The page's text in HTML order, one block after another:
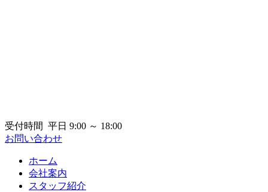
受付時間 平日 9:00 ～ 18:00
お問い合わせ
ホーム
会社案内
スタッフ紹介